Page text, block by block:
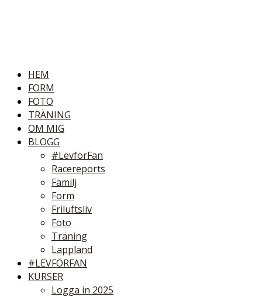
HEM
FORM
FOTO
TRÄNING
OM MIG
BLOGG
#LevförFan
Racereports
Familj
Form
Friluftsliv
Foto
Träning
Lappland
#LEVFÖRFAN
KURSER
Logga in 2025